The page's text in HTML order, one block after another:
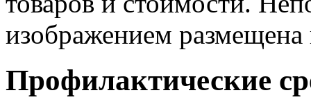
изображением размещена
Профилактические